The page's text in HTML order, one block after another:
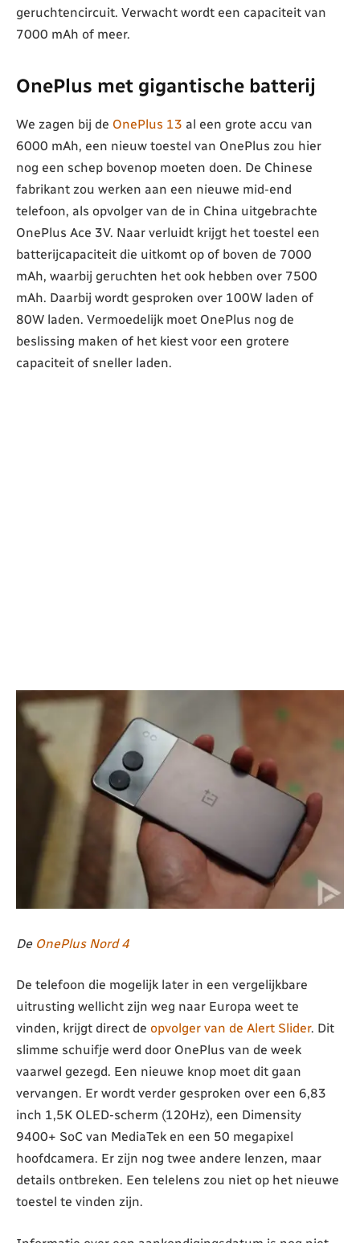
geruchtencircuit. Verwacht wordt een capaciteit van
7000 mAh of meer.
OnePlus met gigantische batterij
We zagen bij de OnePlus 13 al een grote accu van
6000 mAh, een nieuw toestel van OnePlus zou hier
nog een schep bovenop moeten doen. De Chinese
fabrikant zou werken aan een nieuwe mid-end
telefoon, als opvolger van de in China uitgebrachte
OnePlus Ace 3V. Naar verluidt krijgt het toestel een
batterijcapaciteit die uitkomt op of boven de 7000
mAh, waarbij geruchten het ook hebben over 7500
mAh. Daarbij wordt gesproken over 100W laden of
80W laden. Vermoedelijk moet OnePlus nog de
beslissing maken of het kiest voor een grotere
capaciteit of sneller laden.
De OnePlus Nord 4
De telefoon die mogelijk later in een vergelijkbare
uitrusting wellicht zijn weg naar Europa weet te
vinden, krijgt direct de opvolger van de Alert Slider. Dit
slimme schuifje werd door OnePlus van de week
vaarwel gezegd. Een nieuwe knop moet dit gaan
vervangen. Er wordt verder gesproken over een 6,83
inch 1,5K OLED-scherm (120Hz), een Dimensity
9400+ SoC van MediaTek en een 50 megapixel
hoofdcamera. Er zijn nog twee andere lenzen, maar
details ontbreken. Een telelens zou niet op het nieuwe
toestel te vinden zijn.